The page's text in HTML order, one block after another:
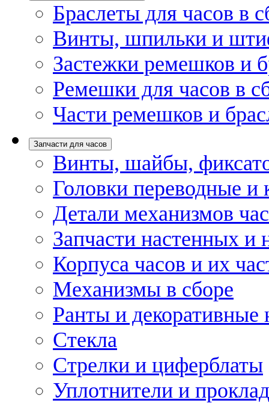
Браслеты для часов в
Винты, шпильки и
Застежки ремешков и
Ремешки для часов в
Части ремешков и
Запчасти для часов
Винты, шайбы,
Головки переводные и
Детали механизмов
Запчасти настенных и
Корпуса часов и их
Механизмы в сборе
Ранты и декоративные
Стекла
Стрелки и циферблаты
Уплотнители и